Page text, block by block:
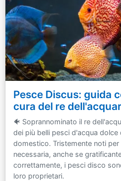
Pesce Discus: guida
cura del re
🐠 Soprannominato il re
dei più belli pesci d'acqua dolce
domestico. Tristemente noti
necessaria, anche se
correttamente, i pesci disco
loro proprietari.